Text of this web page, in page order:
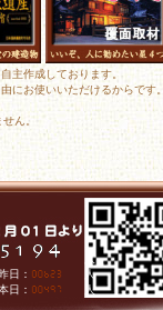
主作成しております。
にお使いいただけるからです。
ん。
人
日：
人
日：
人